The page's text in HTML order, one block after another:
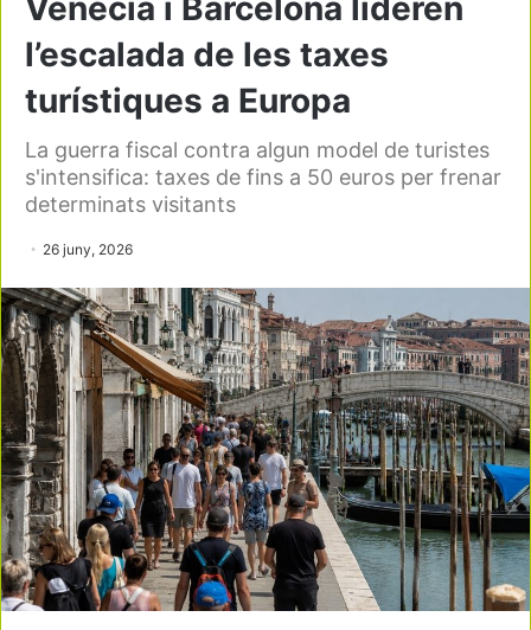
Venècia i Barcelona lideren
l’escalada de les taxes
turístiques a Europa
La guerra fiscal contra algun model de turistes
s'intensifica: taxes de fins a 50 euros per frenar
determinats visitants
26 juny, 2026